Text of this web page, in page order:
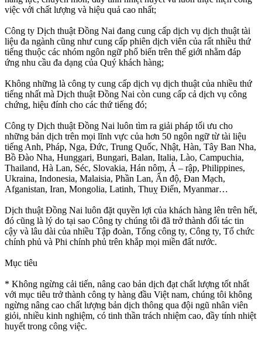
việc với chất lượng và hiệu quả cao nhất;
Công ty Dịch thuật Đồng Nai đang cung cấp dịch vụ dịch thuật tài
liệu đa ngành cũng như cung cấp phiên dịch viên của rất nhiều thứ
tiếng thuộc các nhóm ngôn ngữ phổ biến trên thế giới nhằm đáp
ứng nhu cầu đa dạng của Quý khách hàng;
Không những là công ty cung cấp dịch vụ dịch thuật của nhiều thứ
tiếng nhất mà Dịch thuật Đồng Nai còn cung cấp cả dịch vụ công
chứng, hiệu đính cho các thứ tiếng đó;
Công ty Dịch thuật Đồng Nai luôn tìm ra giải pháp tối ưu cho
những bản dịch trên mọi lĩnh vực của hơn 50 ngôn ngữ từ tài liệu
tiếng Anh, Pháp, Nga, Đức, Trung Quốc, Nhật, Hàn, Tây Ban Nha,
Bồ Đào Nha, Hunggari, Bungari, Balan, Italia, Lào, Campuchia,
Thailand, Hà Lan, Séc, Slovakia, Hán nôm, Ả – rập, Philippines,
Ukraina, Indonesia, Malaisia, Phần Lan, Ấn độ, Đan Mạch,
Afganistan, Iran, Mongolia, Latinh, Thuỵ Điển, Myanmar…
Dịch thuật Đồng Nai luôn đặt quyền lợi của khách hàng lên trên hết,
đó cũng là lý do tại sao Công ty chúng tôi đã trở thành đối tác tin
cậy và lâu dài của nhiều Tập đoàn, Tổng công ty, Công ty, Tổ chức
chính phủ và Phi chính phủ trên khắp mọi miền đất nước.
Mục tiêu
* Không ngừng cải tiến, nâng cao bản dịch đạt chất lượng tốt nhất
với mục tiêu trở thành công ty hàng đầu Việt nam, chúng tôi không
ngừng nâng cao chất lượng bản dịch thông qua đội ngũ nhân viên
giỏi, nhiều kinh nghiệm, có tinh thần trách nhiệm cao, đầy tính nhiệt
huyết trong công việc.